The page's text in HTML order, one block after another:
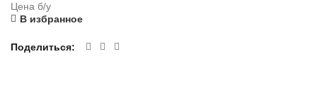
Цена б/у
В избранное
Поделиться